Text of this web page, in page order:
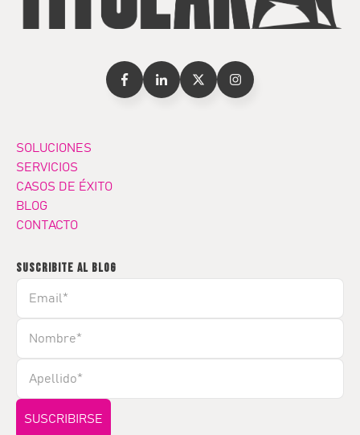
SOLUCIONES
SERVICIOS
CASOS DE ÉXITO
BLOG
CONTACTO
SUSCRIBITE AL BLOG